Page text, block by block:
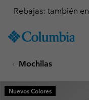
TO
SKIP
MAIN
NAV
Rebajas: también
Mochilas
Nuevos Colores